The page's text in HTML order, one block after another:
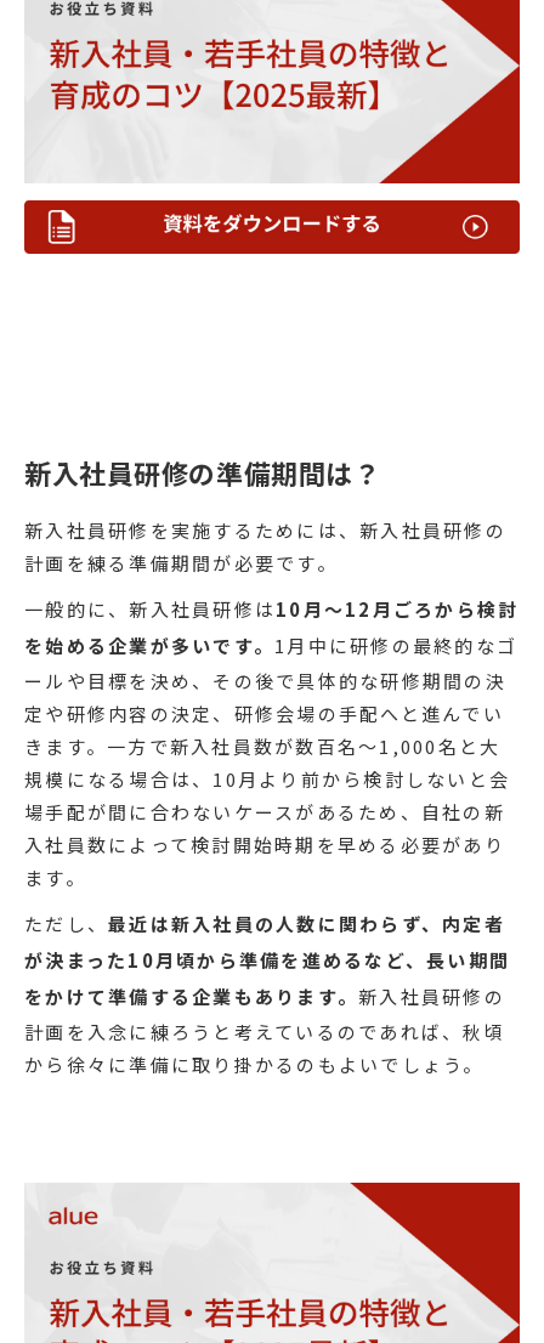
新入社員研修の準備期間は？
新入社員研修を実施するためには、新入社員研修の
計画を練る準備期間が必要です。
一般的に、新入社員研修は10月～12月ごろから検討
を始める企業が多いです。 1月中に研修の最終的なゴ
ールや目標を決め、その後で具体的な研修期間の決
定や研修内容の決定、研修会場の手配へと進んでい
きます。一方で新入社員数が数百名～1,000名と大
規模になる場合は、10月より前から検討しないと会
場手配が間に合わないケースがあるため、自社の新
入社員数によって検討開始時期を早める必要があり
ます。
ただし、 最近は新入社員の人数に関わらず、内定者
が決まった10月頃から準備を進めるなど、長い期間
をかけて準備する企業もあります。 新入社員研修の
計画を入念に練ろうと考えているのであれば、秋頃
から徐々に準備に取り掛かるのもよいでしょう。